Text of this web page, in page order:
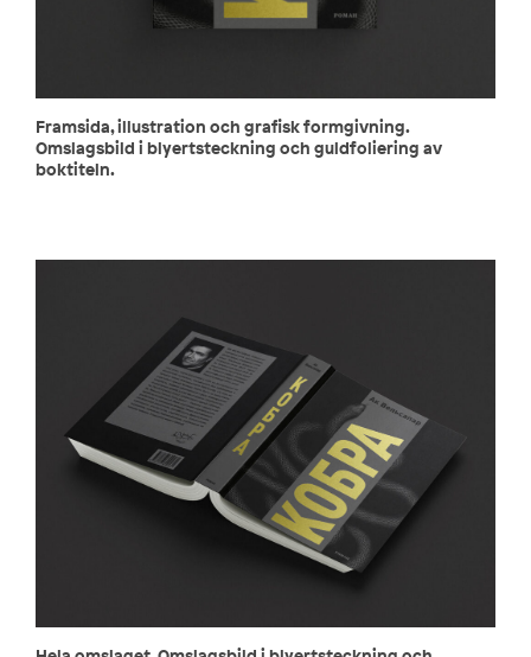
Framsida, illustration och grafisk formgivning.
Omslagsbild i blyertsteckning och guldfoliering av
boktiteln.